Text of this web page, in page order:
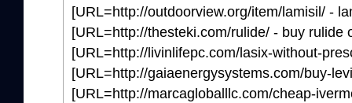
[URL=http://outdoorview.org/item/lamisil/ -
[URL=http://thesteki.com/rulide/ - buy rulide
[URL=http://livinlifepc.com/lasix-without-
[URL=http://gaiaenergysystems.com/buy-
[URL=http://marcagloballlc.com/cheap-